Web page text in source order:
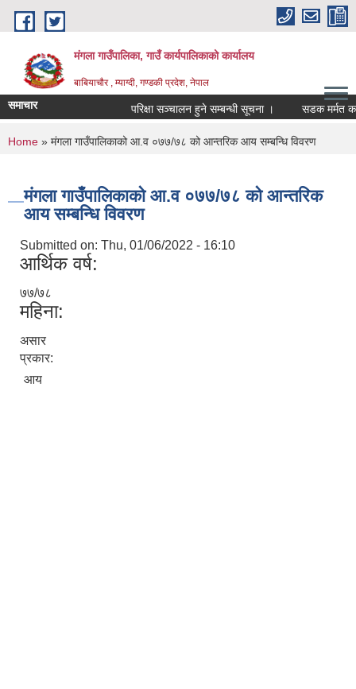
Skip to main content
मंगला गाउँपालिका, गाउँ कार्यपालिकाको कार्यालय
बाबियाचौर , म्याग्दी, गण्डकी प्रदेश, नेपाल
समाचार परिक्षा सञ्चालन हुने सम्बन्धी सूचना । सडक मर्मत
You are here
Home » मंगला गाउँपालिकाको आ.व ०७७/७८ को आन्तरिक आय सम्बन्धि विवरण
मंगला गाउँपालिकाको आ.व ०७७/७८ को आन्तरिक
आय सम्बन्धि विवरण
Submitted on: Thu, 01/06/2022 - 16:10
आर्थिक वर्ष:
७७/७८
महिना:
असार
प्रकार:
आय